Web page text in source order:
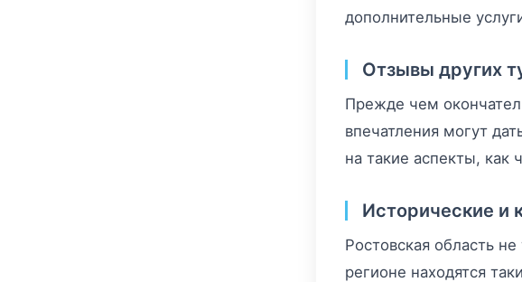
дополнительные
Отзывы других
Прежде чем
впечатления могут
на такие аспекты, как
Исторические и
Ростовская область
регионе находятся